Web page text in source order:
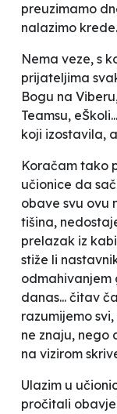
preuzimamo
nalazimo krede.
Nema veze, s
prijateljima
Bogu na
Teamsu,
koji izostavila,
Koračam tako
učionice da
obave svu ovu
tišina,
prelazak iz
stiže li
odmahivanjem
danas... čitav
razumijemo
ne znaju, nego
na vizirom
Ulazim u
pročitali